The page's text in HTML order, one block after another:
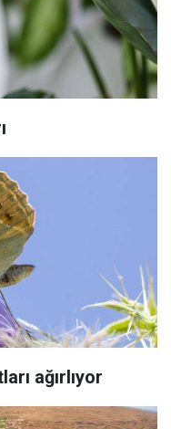
ağırlıyor